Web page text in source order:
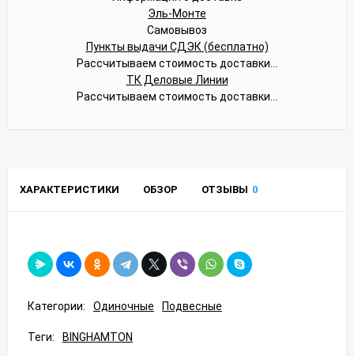
Эль-Монте
Самовывоз
Пункты выдачи СДЭК (бесплатно)
Рассчитываем стоимость доставки...
ТК Деловые Линии
Рассчитываем стоимость доставки...
ХАРАКТЕРИСТИКИ ОБЗОР ОТЗЫВЫ 0
Категории: Одиночные Подвесные
Теги: BINGHAMTON